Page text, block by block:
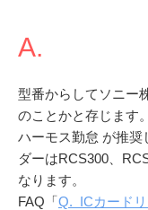
A.
型番からしてソニー
のことかと存じます。
ハーモス勤怠 が推奨
ダーはRCS300、
なります。
FAQ「Q. ICカードリ